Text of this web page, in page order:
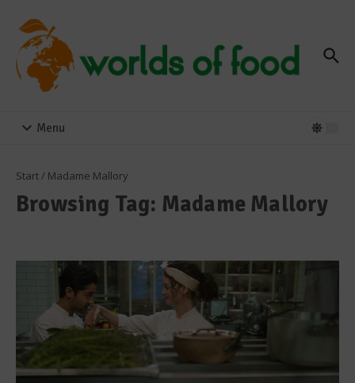
Menu
Start/ Madame Mallory
Browsing Tag: Madame Mallory